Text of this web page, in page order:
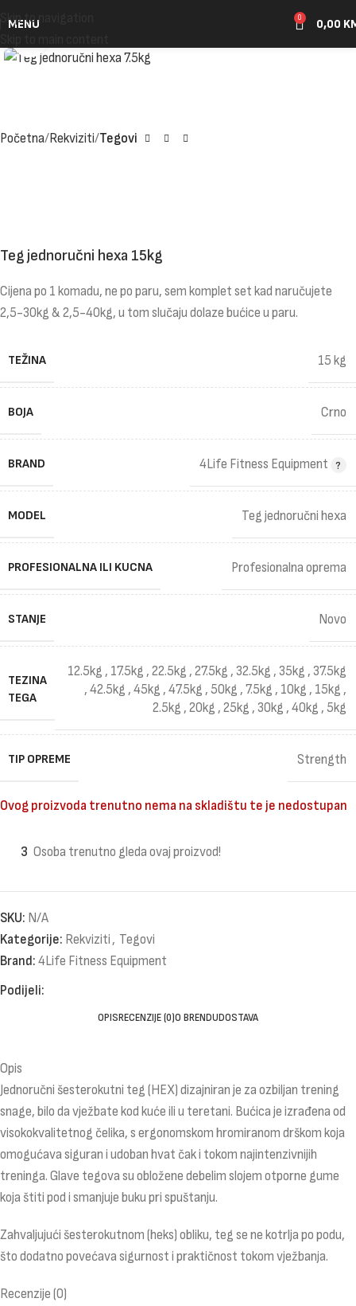
Skip to navigation
MENU 0 0,00
Početna Rekviziti Tegovi
Teg jednoručni hexa 15kg
Cijena po 1 komadu, ne po paru, sem komplet set kad naručujete
2,5-30kg & 2,5-40kg, u tom slučaju dolaze bućice u paru.
TEŽINA 15 kg
BOJA Crno
BRAND 4Life Fitness Equipment
MODEL Teg jednoručni hexa
PROFESIONALNA ILI KUCNA Profesionalna oprema
STANJE Novo
TEZINA
TEGA
12.5kg , 17.5kg , 22.5kg , 27.5kg , 32.5kg , 35kg , 37.5kg
, 42.5kg , 45kg , 47.5kg , 50kg , 7.5kg , 10kg , 15kg ,
2.5kg , 20kg , 25kg , 30kg , 40kg , 5kg
TIP OPREME Strength
Ovog proizvoda trenutno nema na skladištu te je nedostupan
3 Osoba trenutno gleda ovaj proizvod!
SKU: N/A
Kategorije: Rekviziti , Tegovi
Brand: 4Life Fitness Equipment
Podijeli:
OPISRECENZIJE (0)O BRENDUDOSTAVA
Opis
Jednoručni šesterokutni teg (HEX) dizajniran je za ozbiljan trening
snage, bilo da vježbate kod kuće ili u teretani. Bućica je izrađena od
visokokvalitetnog čelika, s ergonomskom hromiranom drškom koja
omogućava siguran i udoban hvat čak i tokom najintenzivnijih
treninga. Glave tegova su obložene debelim slojem otporne gume
koja štiti pod i smanjuje buku pri spuštanju.
Zahvaljujući šesterokutnom (heks) obliku, teg se ne kotrlja po podu,
što dodatno povećava sigurnost i praktičnost tokom vježbanja.
Recenzije (0)